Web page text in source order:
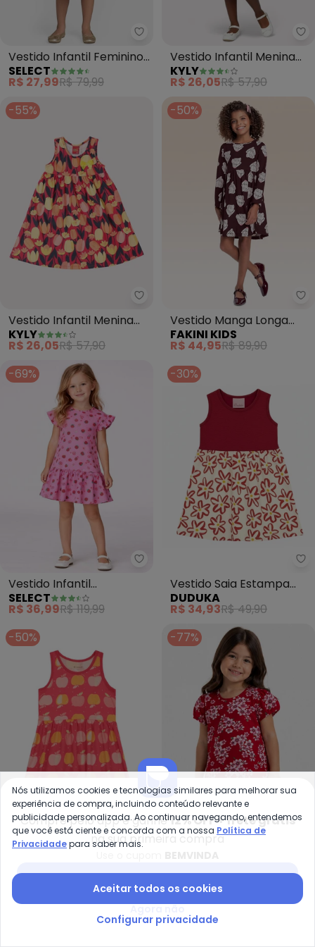
Select - Vestido Infantil
Vestido Infantil Feminino
Estampado (Vermelho)
SELECT
R$ 27,99R$ 79,99
Vestido Infantil Menina
Estampa Poá (Vermelho)
KYLY
R$ 26,05R$ 57,90
-55%
Kyly - Vestido Infantil Menina
Vestido Infantil Menina
Estampa Tulipas
(Vermelho)
KYLY
R$ 26,05R$ 57,90
-50%
Vestido Manga Longa
(Bordo)
FAKINI KIDS
R$ 44,95R$ 89,90
-69%
Select - Vestido Infantil
Vestido Infantil
Estampado e Franzidos
(Vermelho)
SELECT
R$ 36,99R$ 119,99
-30%
Vestido Saia Estampa
Rotativa Flores
(Vermelho)
DUDUKA
R$ 34,93R$ 49,90
-50%
Brandili - Vestido Infantil
Vestido Infantil Menina
R$ 29,99R$ 59,99
-77%
R$ 30,99R$ 139,99
-70%
-55%
Compre pelo app e ganhe12% OFF + frete grátis
na sua primeira compra
Nós utilizamos cookies e tecnologias similares para melhorar sua
experiência de compra, incluindo conteúdo relevante e
publicidade personalizada. Ao continuar navegando, entendemos
que você está ciente e concorda com a nossa Política de
Privacidadepara saber mais.
Aceitar todos os cookies
Configurar privacidade